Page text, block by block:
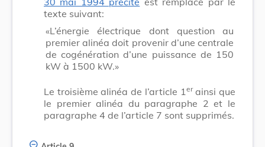
texte suivant:
«L’énergie électrique dont question au
premier alinéa doit provenir d’une centrale
de cogénération d’une puissance de 150
kW à 1500 kW.»
Le troisième alinéa de l’article 1 erainsi que
le premier alinéa du paragraphe 2 et le
paragraphe 4 de l’article 7 sont supprimés.